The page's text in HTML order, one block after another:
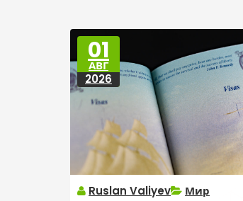
01
АВГ
2026
Ruslan Valiyev Мир